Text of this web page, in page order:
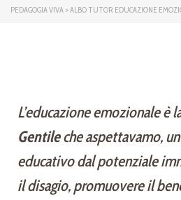
PEDAGOGIA VIVA >ALBO TUTOR EDUCAZIONE
L’educazione emozionale è
Gentileche aspettavamo,
educativo dal potenziale
il disagio, promuovere il